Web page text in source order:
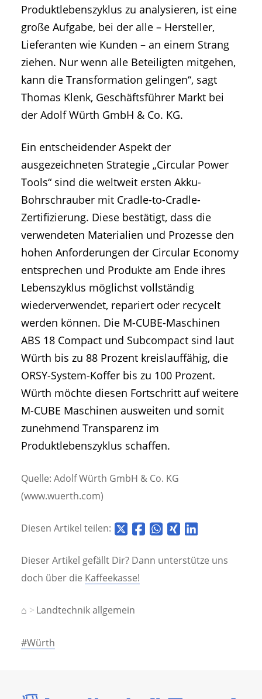
Produktlebenszyklus zu analysieren, ist eine
große Aufgabe, bei der alle – Hersteller,
Lieferanten wie Kunden – an einem Strang
ziehen. Nur wenn alle Beteiligten mitgehen,
kann die Transformation gelingen“, sagt
Thomas Klenk, Geschäftsführer Markt bei
der Adolf Würth GmbH & Co. KG.
Ein entscheidender Aspekt der
ausgezeichneten Strategie „Circular Power
Tools“ sind die weltweit ersten Akku-
Bohrschrauber mit Cradle-to-Cradle-
Zertifizierung. Diese bestätigt, dass die
verwendeten Materialien und Prozesse den
hohen Anforderungen der Circular Economy
entsprechen und Produkte am Ende ihres
Lebenszyklus möglichst vollständig
wiederverwendet, repariert oder recycelt
werden können. Die M-CUBE-Maschinen
ABS 18 Compact und Subcompact sind laut
Würth bis zu 88 Prozent kreislauffähig, die
ORSY-System-Koffer bis zu 100 Prozent.
Würth möchte diesen Fortschritt auf weitere
M-CUBE Maschinen ausweiten und somit
zunehmend Transparenz im
Produktlebenszyklus schaffen.
Quelle: Adolf Würth GmbH & Co. KG
(www.wuerth.com)
Diesen Artikel teilen:
Dieser Artikel gefällt Dir? Dann unterstütze uns
doch über die Kaffeekasse!
⌂ Landtechnik allgemein
#Würth